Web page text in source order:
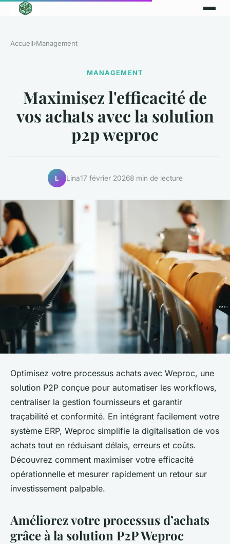
Accueil›Management
MANAGEMENT
Maximisez l'efficacité de
vos achats avec la solution
p2p weproc
L Lina17 février 20268 min de lecture
Optimisez votre processus achats avec Weproc, une
solution P2P conçue pour automatiser les workflows,
centraliser la gestion fournisseurs et garantir
traçabilité et conformité. En intégrant facilement votre
système ERP, Weproc simplifie la digitalisation de vos
achats tout en réduisant délais, erreurs et coûts.
Découvrez comment maximiser votre efficacité
opérationnelle et mesurer rapidement un retour sur
investissement palpable.
Améliorez votre processus d’achats
grâce à la solution P2P Weproc